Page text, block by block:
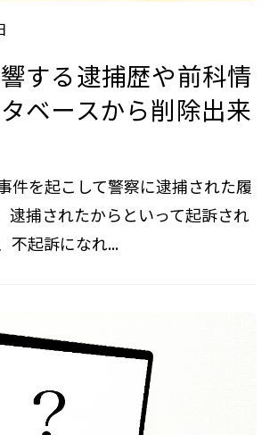
する逮捕歴や前科情
ベースから削除出来
件を起こして警察に逮捕された履
逮捕されたからといって起訴され
不起訴になれ...